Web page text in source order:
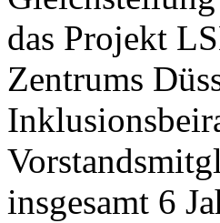
das Projekt
Zentrums
insgesamt 6